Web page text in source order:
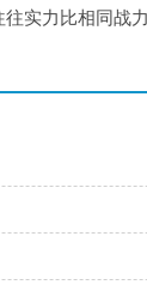
实力比相同战